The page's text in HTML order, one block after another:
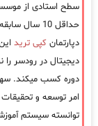
حداقل 10
دپارتمان کپی ترید
دیجیتال در رودسر را
دوره کسب میکند.
امر توسعه و تحقیقات
توانسته سیستم